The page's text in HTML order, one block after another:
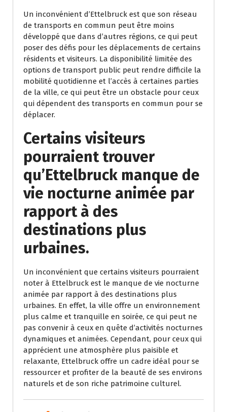
Un inconvénient d’Ettelbruck est que son réseau
de transports en commun peut être moins
développé que dans d’autres régions, ce qui peut
poser des défis pour les déplacements de certains
résidents et visiteurs. La disponibilité limitée des
options de transport public peut rendre difficile la
mobilité quotidienne et l’accès à certaines parties
de la ville, ce qui peut être un obstacle pour ceux
qui dépendent des transports en commun pour se
déplacer.
Certains visiteurs
pourraient trouver
qu’Ettelbruck manque de
vie nocturne animée par
rapport à des
destinations plus
urbaines.
Un inconvénient que certains visiteurs pourraient
noter à Ettelbruck est le manque de vie nocturne
animée par rapport à des destinations plus
urbaines. En effet, la ville offre un environnement
plus calme et tranquille en soirée, ce qui peut ne
pas convenir à ceux en quête d’activités nocturnes
dynamiques et animées. Cependant, pour ceux qui
apprécient une atmosphère plus paisible et
relaxante, Ettelbruck offre un cadre idéal pour se
ressourcer et profiter de la beauté de ses environs
naturels et de son riche patrimoine culturel.